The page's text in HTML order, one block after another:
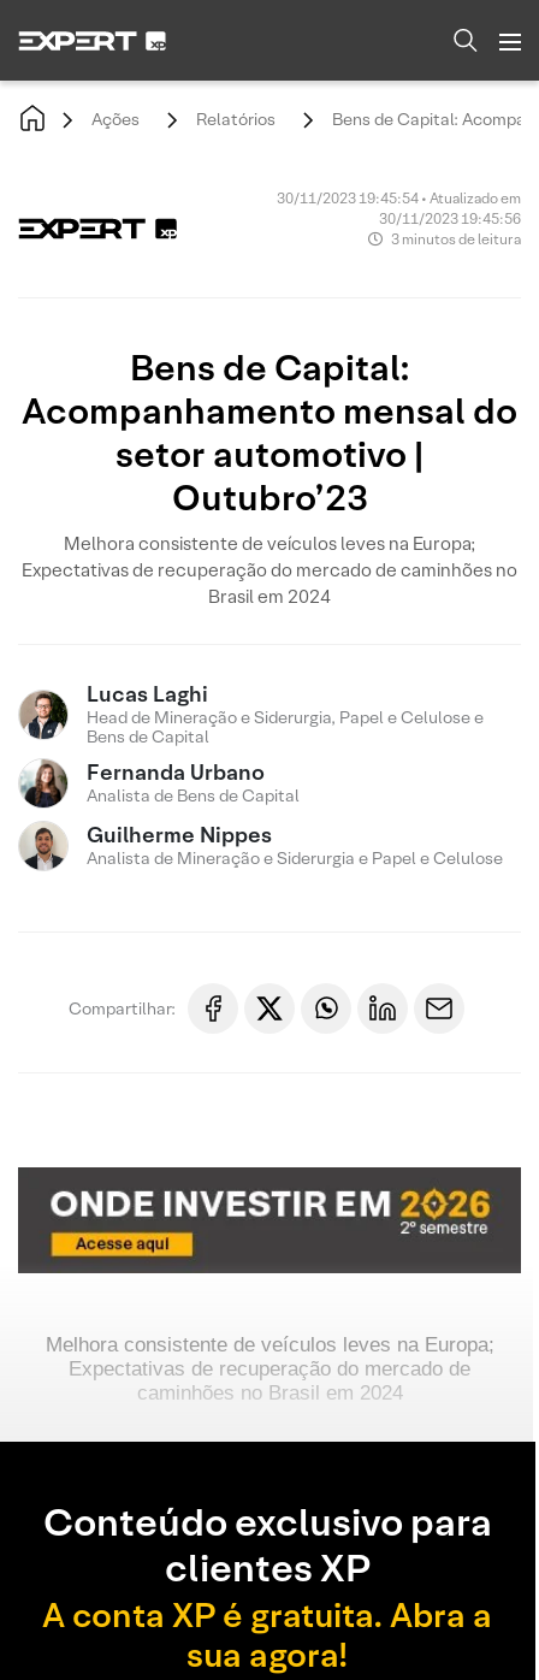
Ações Relatórios Bens de Capital:
30/11/2023 19:45:54 • Atualizado em
30/11/2023 19:45:56
3 minutos de leitura
Bens de Capital:
Acompanhamento mensal do
setor automotivo |
Outubro’23
Melhora consistente de veículos leves na Europa;
Expectativas de recuperação do mercado de caminhões no
Brasil em 2024
Lucas Laghi
Head de Mineração e Siderurgia, Papel e Celulose e
Bens de Capital
Fernanda Urbano
Analista de Bens de Capital
Guilherme Nippes
Analista de Mineração e Siderurgia e Papel e Celulose
Compartilhar:
Melhora consistente de veículos leves na Europa;
Expectativas de recuperação do mercado de
caminhões no Brasil em 2024
Conteúdo exclusivo para
clientes XP
A conta XP é gratuita. Abra a
sua agora!